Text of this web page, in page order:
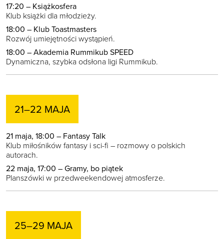
17:20 – Książkosfera
Klub książki dla młodzieży.
18:00 – Klub Toastmasters
Rozwój umiejętności wystąpień.
18:00 – Akademia Rummikub SPEED
Dynamiczna, szybka odsłona ligi Rummikub.
21–22 MAJA
21 maja, 18:00 – Fantasy Talk
Klub miłośników fantasy i sci-fi – rozmowy o polskich
autorach.
22 maja, 17:00 – Gramy, bo piątek
Planszówki w przedweekendowej atmosferze.
25–29 MAJA